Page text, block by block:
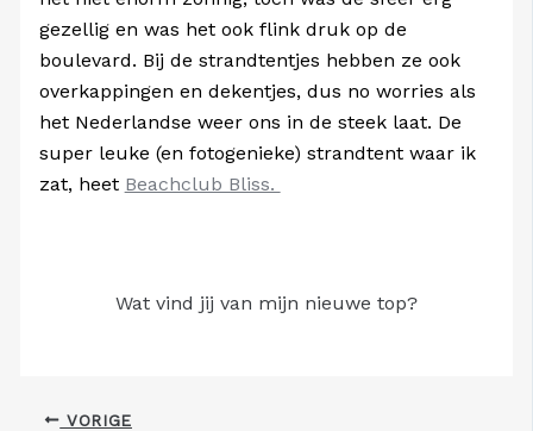
gezellig en was het ook flink druk op de
boulevard. Bij de strandtentjes hebben ze ook
overkappingen en dekentjes, dus no worries als
het Nederlandse weer ons in de steek laat. De
super leuke (en fotogenieke) strandtent waar ik
zat, heet Beachclub Bliss.
Wat vind jij van mijn nieuwe top?
VORIGE